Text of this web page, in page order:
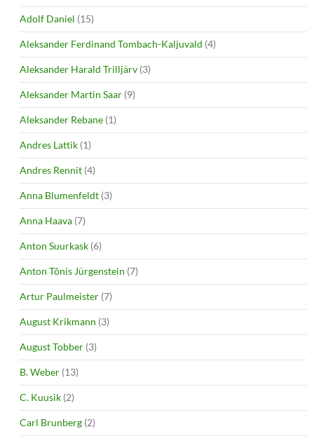
Adolf Daniel (15)
Aleksander Ferdinand Tombach-Kaljuvald (4)
Aleksander Harald Trilljärv (3)
Aleksander Martin Saar (9)
Aleksander Rebane (1)
Andres Lattik (1)
Andres Rennit (4)
Anna Blumenfeldt (3)
Anna Haava (7)
Anton Suurkask (6)
Anton Tõnis Jürgenstein (7)
Artur Paulmeister (7)
August Krikmann (3)
August Tobber (3)
B. Weber (13)
C. Kuusik (2)
Carl Brunberg (2)